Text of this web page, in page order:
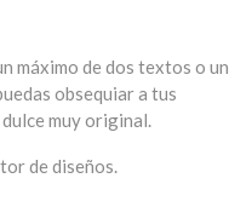
máximo de dos textos o un
obsequiar a tus
muy original.
de diseños.